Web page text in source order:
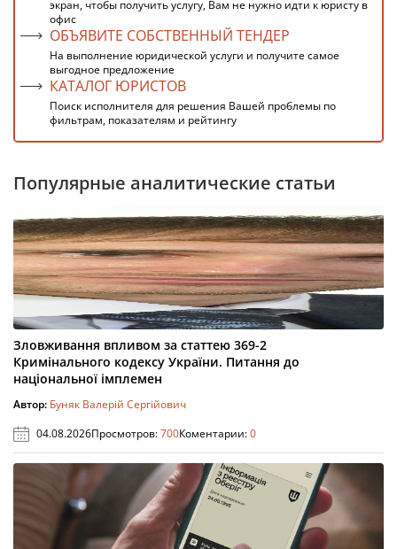
экран, чтобы получить услугу, Вам не нужно идти к юристу в
офис
ОБЪЯВИТЕ СОБСТВЕННЫЙ ТЕНДЕР
На выполнение юридической услуги и получите самое
выгодное предложение
КАТАЛОГ ЮРИСТОВ
Поиск исполнителя для решения Вашей проблемы по
фильтрам, показателям и рейтингу
Популярные аналитические статьи
Зловживання впливом за статтею 369-2
Кримінального кодексу України. Питання до
національної імплемен
Автор: Буняк Валерій Сергійович
04.08.2026Просмотров:700Коментарии:0